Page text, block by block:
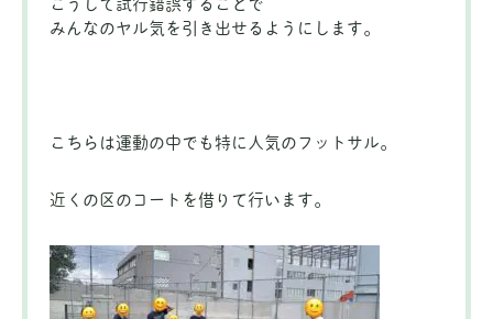
みんなのヤル気を引き出せるようにします。
こちらは運動の中でも特に人気のフットサル。
近くの区のコートを借りて行います。